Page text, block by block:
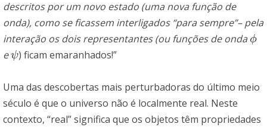
descritos por um novo estado (uma nova função de
onda), como se ficassem interligados “para sempre”– pela
interação os dois representantes (ou funções de onda ϕ
ϕ
eψ
ψ) ficam emaranhados!”
Uma das descobertas mais perturbadoras do último meio
século é que o universo não é localmente real. Neste
contexto, “real” significa que os objetos têm propriedades